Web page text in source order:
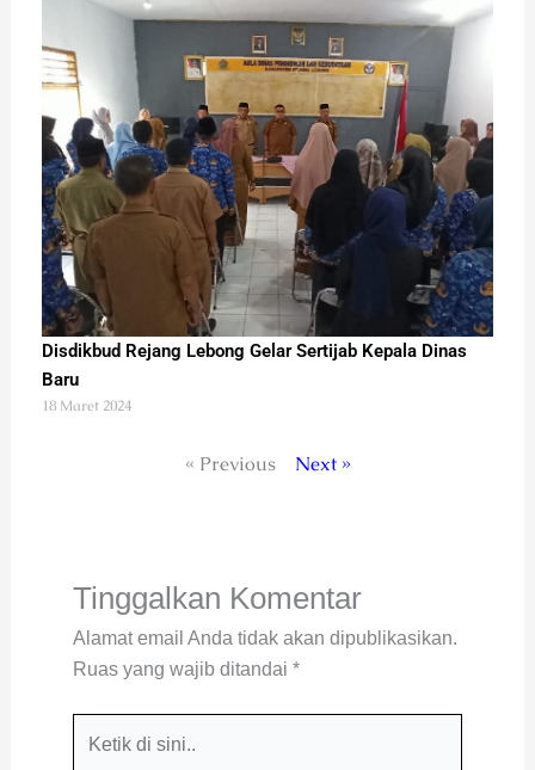
Disdikbud Rejang Lebong Gelar Sertijab Kepala Dinas
Baru
18 Maret 2024
« Previous Next »
Tinggalkan Komentar
Alamat email Anda tidak akan dipublikasikan.
Ruas yang wajib ditandai *